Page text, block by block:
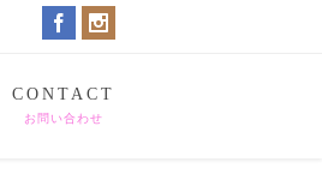
CONTACT
お問い合わせ